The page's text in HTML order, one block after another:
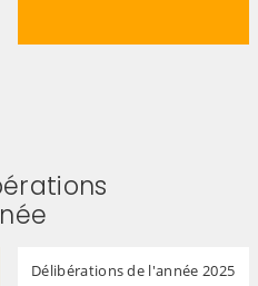
Délibérations de l'année 2025